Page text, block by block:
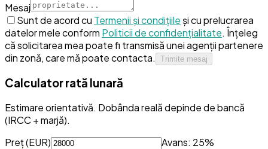
Mesaj
Sunt de acord cu Termenii și condițiile și cu prelucrarea
datelor mele conform Politicii de confidențialitate. Înțeleg
că solicitarea mea poate fi transmisă unei agenții partenere
din zonă, care mă poate contacta.
Trimite mesaj
Calculator rată lunară
Estimare orientativă. Dobânda reală depinde de bancă
(IRCC + marjă).
Preț (EUR) Avans: 25%